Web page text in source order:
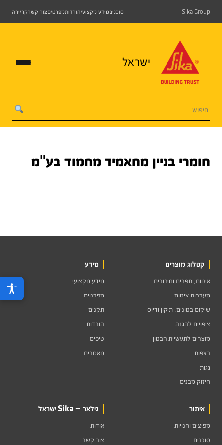
Sika Group סוכניםמידע מקצועיהורדותמפרטיםצור קשרקריירה
ישראל
חומרי בניין מחאמיד מחמוד בע"מ
קטלוג מוצרים
איטום, תפרים וחיבורים
מערכות איטום
שיקום בטונים, תיקון ודיוס
ציפויים להגנה
מוצרים לתעשיית הבטון
רצפות
גגות
חיזוק מבנים
מידע
מידע מקצועי
מפרטים
תקנים
הורדות
טיפים
מאמרים
איתור
מפיצים וחנויות
סוכנים
גילאר — Sika ישראל
אודות
צור קשר